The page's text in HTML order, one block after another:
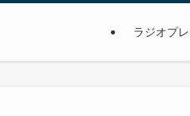
ラジオプ